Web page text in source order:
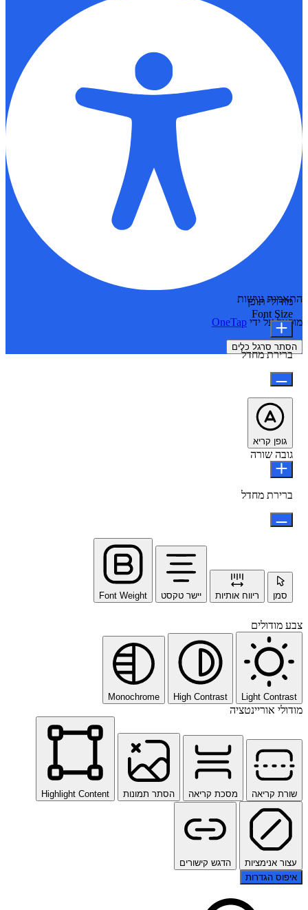
התאמות נגישות
מופעל על ידי OneTap
הסתר סרגל כלים
מודולי תוכן
Font Size
ברירת מחדל
גופן קריא
גובה שורה
ברירת מחדל
סמן ריווח אותיות יישר טקסט Font Weight
צבע מודולים
Light Contrast
High Contrast
Monochrome
מודולי אוריינטציה
שורת קריאה מסכת קריאה הסתר תמונות Highlight Content
עצור אנימציות
הדגש קישורים
איפוס הגדרות